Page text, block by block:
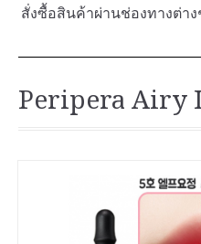
สั่งซื้อสินค้าผ่านช่องทางต่าง
Peripera Airy